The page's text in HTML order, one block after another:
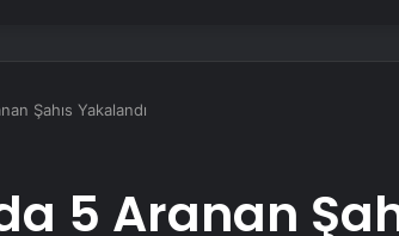
Şahıs Yakalandı
5 Aranan